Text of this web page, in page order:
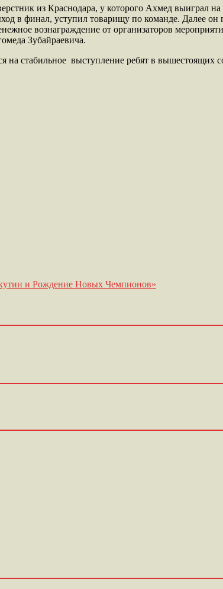
из Краснодара, у которого Ахмед выиграл
в финал, уступил товарищу по команде. Далее
вознаграждение от организаторов
Зубайраевича.
на стабильное выступление ребят в вышестоящих
и Рождение Новых Чемпионов»